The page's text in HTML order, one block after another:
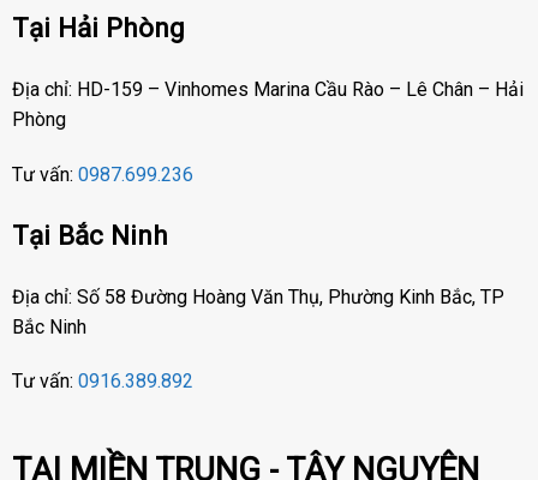
Tại Hải Phòng
Địa chỉ: HD-159 – Vinhomes Marina Cầu Rào – Lê Chân – Hải
Phòng
Tư vấn: 0987.699.236
Tại Bắc Ninh
Địa chỉ: Số 58 Đường Hoàng Văn Thụ, Phường Kinh Bắc, TP
Bắc Ninh
Tư vấn: 0916.389.892
TẠI MIỀN TRUNG - TÂY NGUYÊN